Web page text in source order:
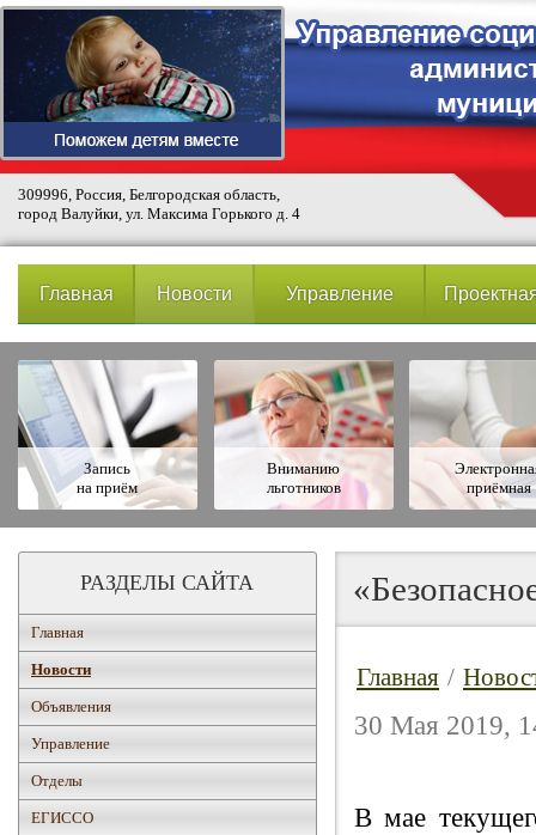
309996, Россия, Белгородская область,
город Валуйки, ул. Максима Горького д. 4
Главная Новости Управление
Запись
на приём
Вниманию
льготников
приёмная
РАЗДЕЛЫ САЙТА
Главная
Новости
Объявления
Управление
Отделы
ЕГИССО
Главная /
30 Мая 2019,
В мае